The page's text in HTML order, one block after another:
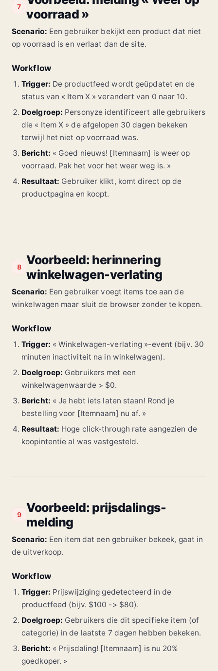
7
voorraad »
Scenario: Een gebruiker bekijkt een product dat niet
op voorraad is en verlaat dan de site.
Workflow
Trigger: De productfeed wordt geüpdatet en de
status van « Item X » verandert van 0 naar 10.
Doelgroep: Personyze identificeert alle gebruikers
die « Item X » de afgelopen 30 dagen bekeken
terwijl het niet op voorraad was.
Bericht: « Goed nieuws! [Itemnaam] is weer op
voorraad. Pak het voor het weer weg is. »
Resultaat: Gebruiker klikt, komt direct op de
productpagina en koopt.
8
Voorbeeld: herinnering
winkelwagen-verlating
Scenario: Een gebruiker voegt items toe aan de
winkelwagen maar sluit de browser zonder te kopen.
Workflow
Trigger: « Winkelwagen-verlating »-event (bijv. 30
minuten inactiviteit na in winkelwagen).
Doelgroep: Gebruikers met een
winkelwagenwaarde > $0.
Bericht: « Je hebt iets laten staan! Rond je
bestelling voor [Itemnaam] nu af. »
Resultaat: Hoge click-through rate aangezien de
koopintentie al was vastgesteld.
9
Voorbeeld: prijsdalings-
melding
Scenario: Een item dat een gebruiker bekeek, gaat in
de uitverkoop.
Workflow
Trigger: Prijswijziging gedetecteerd in de
productfeed (bijv. $100 -> $80).
Doelgroep: Gebruikers die dit specifieke item (of
categorie) in de laatste 7 dagen hebben bekeken.
Bericht: « Prijsdaling! [Itemnaam] is nu 20%
goedkoper. »